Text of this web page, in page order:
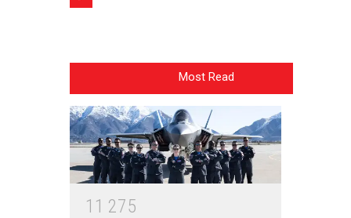
Most Read
1 1 275